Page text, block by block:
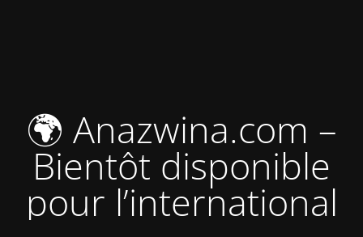
🌍 Anazwina.com –
Bientôt disponible
pour l’international